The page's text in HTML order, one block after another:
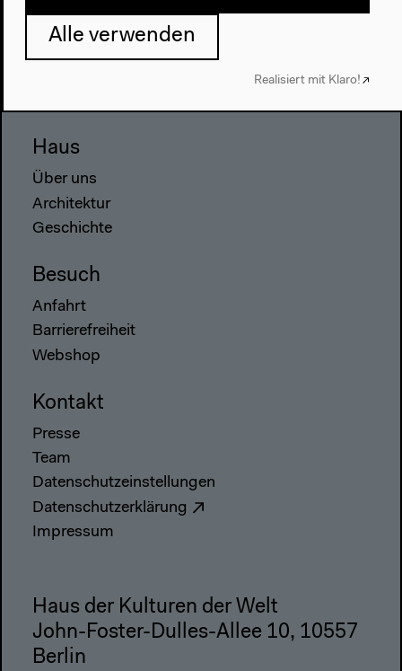
Programm
Haus
Über uns
Architektur
Geschichte
Besuch
Anfahrt
Barrierefreiheit
Webshop
Kontakt
Presse
Team
Datenschutzeinstellungen
Datenschutzerklärung
Impressum
Haus der Kulturen der Welt
John-Foster-Dulles-Allee 10, 10557
Berlin
Alle verwenden
Realisiert mit Klaro!